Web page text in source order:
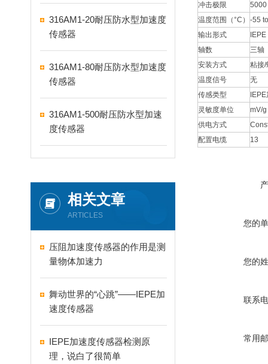
316AM1-20耐压防水型加速度
传感器
316AM1-80耐压防水型加速度
传感器
316AM1-500耐压防水型加速
度传感器
相关文章
ARTICLES
压阻加速度传感器的作用是测
量物体加速力
舞动世界的“心跳”——IEPE加
速度传感器
IEPE加速度传感器检测原
理，说白了很简单
冲击极限
5000
温度范围（°C） -55
输出形式
IEPE
轴数
三轴
安装方式
粘接/
温度信号
无
传感类型
灵敏度单位
mV/g
供电方式
配置电缆
13
您的
您的
联系
常用